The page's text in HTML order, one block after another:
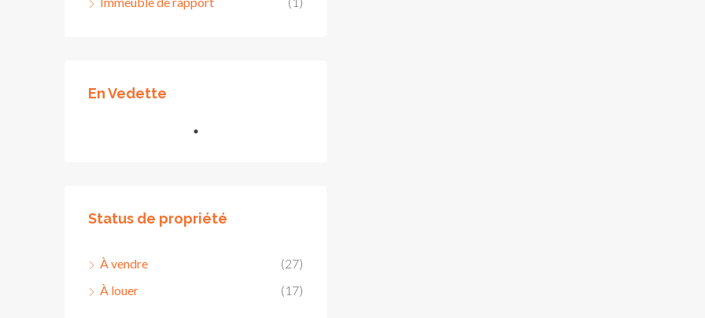
En Vedette
Status de propriété
À vendre
(27)
À louer
(17)